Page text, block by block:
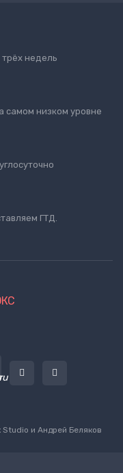
недель
самом низком уровне
ГТД.
Studio и Андрей Беляков